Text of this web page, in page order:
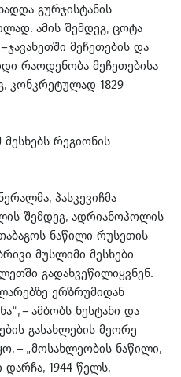
გურჯისტანის
ამის შემდეგ, ცოტა
მეჩეთების და
რაოდენობა მეჩეთებისა
კონკრეტულად 1829
რეგიონის
პასკევიჩმა
შემდეგ, ადრიანოპოლის
ნაწილი რუსეთის
მუსლიმი მესხები
გადახვეწილიყვნენ.
ერზრუმიდან
– ამბობს ნესტანი და
გასახლების მეორე
– „მოსახლეობის ნაწილი,
დარჩა, 1944 წელს,